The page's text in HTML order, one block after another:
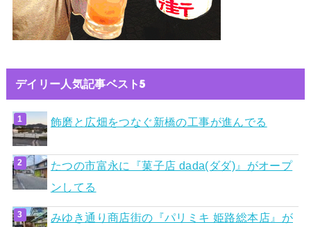
デイリー人気記事ベスト5
飾磨と広畑をつなぐ新橋の工事が進んでる
たつの市富永に『菓子店 dada(ダダ)』がオープ
ンしてる
みゆき通り商店街の『パリミキ 姫路総本店』が